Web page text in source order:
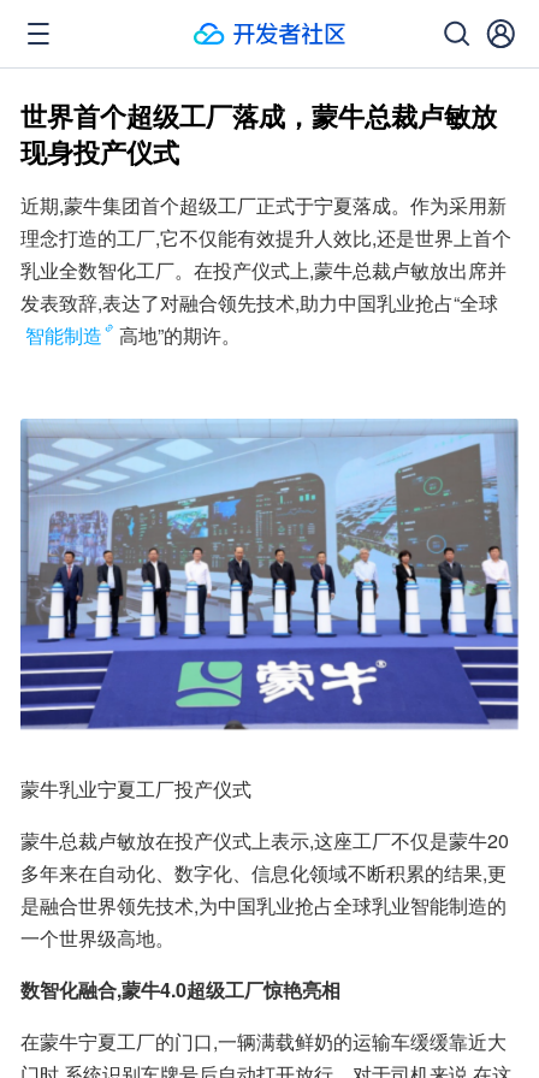
世界首个超级工厂落成，蒙牛总裁卢敏放
现身投产仪式
近期,蒙牛集团首个超级工厂正式于宁夏落成。作为采用新
理念打造的工厂,它不仅能有效提升人效比,还是世界上首个
乳业全数智化工厂。在投产仪式上,蒙牛总裁卢敏放出席并
发表致辞,表达了对融合领先技术,助力中国乳业抢占“全球
智能制造
高地”的期许。
蒙牛乳业宁夏工厂投产仪式
蒙牛总裁卢敏放在投产仪式上表示,这座工厂不仅是蒙牛20
多年来在自动化、数字化、信息化领域不断积累的结果,更
是融合世界领先技术,为中国乳业抢占全球乳业智能制造的
一个世界级高地。
数智化融合,蒙牛4.0超级工厂惊艳亮相
在蒙牛宁夏工厂的门口,一辆满载鲜奶的运输车缓缓靠近大